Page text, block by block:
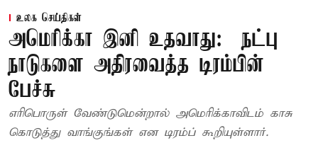
உலக செய்திகள்
அமெரிக்கா இனி உதவாது: – நட்பு
நாடுகளை அதிரவைத்த டிரம்பின்
பேச்சு
எரிபொருள் வேண்டுமென்றால் அமெரிக்காவிடம் காசு
கொடுத்து வாங்குங்கள் என டிரம்ப் கூறியுள்ளார்.